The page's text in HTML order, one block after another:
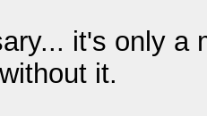
it's only a
it.